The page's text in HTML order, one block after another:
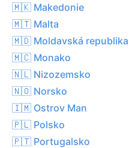
🇲🇰 Makedonie
🇲🇹 Malta
🇲🇩 Moldavská republika
🇲🇨 Monako
🇳🇱 Nizozemsko
🇳🇴 Norsko
🇮🇲 Ostrov Man
🇵🇱 Polsko
🇵🇹 Portugalsko